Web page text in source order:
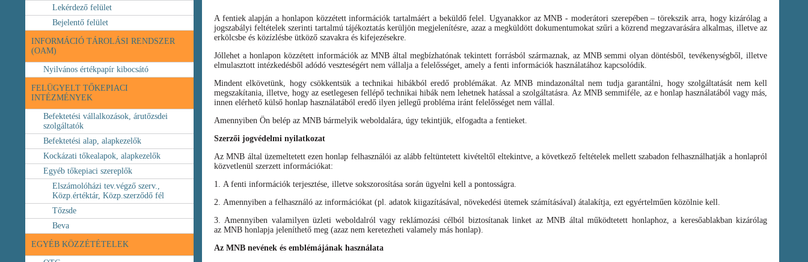
Lekérdező felület
Bejelentő felület
INFORMÁCIÓ TÁROLÁSI RENDSZER
(OAM)
Nyilvános értékpapír kibocsátó
FELÜGYELT TŐKEPIACI
INTÉZMÉNYEK
Befektetési vállalkozások, árutőzsdei
szolgáltatók
Befektetési alap, alapkezelők
Kockázati tőkealapok, alapkezelők
Egyéb tőkepiaci szereplők
Elszámolóházi tev.végző szerv.,
Közp.értéktár, Közp.szerződő fél
Tőzsde
Beva
EGYÉB KÖZZÉTÉTELEK
A fentiek alapján a honlapon közzétett információk tartalmáért a beküldő felel. Ugyanakkor az MNB - moderátori szerepében – törekszik arra, hogy kizárólag a
jogszabályi feltételek szerinti tartalmú tájékoztatás kerüljön megjelenítésre, azaz a megküldött dokumentumokat szűri a közrend megzavarására alkalmas, illetve az
erkölcsbe és közízlésbe ütköző szavakra és kifejezésekre.
Jóllehet a honlapon közzétett információk az MNB által megbízhatónak tekintett forrásból származnak, az MNB semmi olyan döntésből, tevékenységből, illetve
elmulasztott intézkedésből adódó veszteségért nem vállalja a felelősséget, amely a fenti információk használatához kapcsolódik.
Mindent elkövetünk, hogy csökkentsük a technikai hibákból eredő problémákat. Az MNB mindazonáltal nem tudja garantálni, hogy szolgáltatását nem kell
megszakítania, illetve, hogy az esetlegesen fellépő technikai hibák nem lehetnek hatással a szolgáltatásra. Az MNB semmiféle, az e honlap használatából vagy más,
innen elérhető külső honlap használatából eredő ilyen jellegű probléma iránt felelősséget nem vállal.
Amennyiben Ön belép az MNB bármelyik weboldalára, úgy tekintjük, elfogadta a fentieket.
Szerzői jogvédelmi nyilatkozat
Az MNB által üzemeltetett ezen honlap felhasználói az alább feltüntetett kivételtől eltekintve, a következő feltételek mellett szabadon felhasználhatják a honlapról
közvetlenül szerzett információkat:
1. A fenti információk terjesztése, illetve sokszorosítása során ügyelni kell a pontosságra.
2. Amennyiben a felhasználó az információkat (pl. adatok kiigazításával, növekedési ütemek számításával) átalakítja, ezt egyértelműen közölnie kell.
3. Amennyiben valamilyen üzleti weboldalról vagy reklámozási célból biztosítanak linket az MNB által működtetett honlaphoz, a keresőablakban kizárólag
az MNB honlapja jeleníthető meg (azaz nem keretezheti valamely más honlap).
Az MNB nevének és emblémájának használata